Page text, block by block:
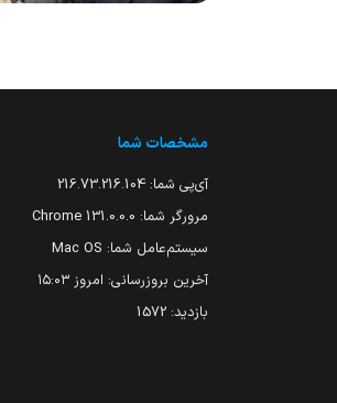
مشخصات شما
آی‌پی شما: 216.73.216.104
مرورگر شما: 131.0.0.0 Chrome
سیستم‌عامل شما: Mac OS
آخرین بروزرسانی: امروز ۱۵:۰۳
بازدید: 1572